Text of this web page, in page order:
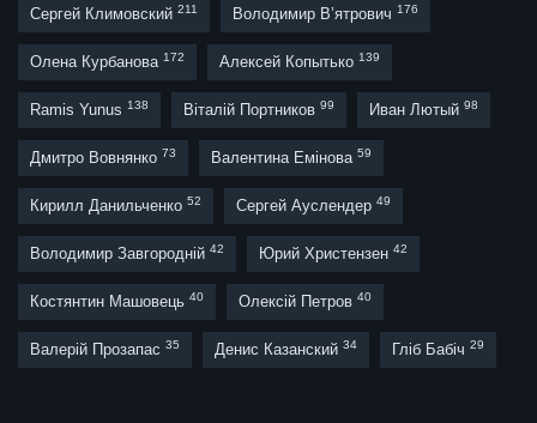
Сергей Климовский 211 Володимир В’ятрович 176
Олена Курбанова 172 Алексей Копытько 139
Ramis Yunus 138 Віталій Портников 99 Иван Лютый 98
Дмитро Вовнянко 73 Валентина Емінова 59
Кирилл Данильченко 52 Сергей Ауслендер 49
Володимир Завгородній 42 Юрий Христензен 42
Костянтин Машовець 40 Олексій Петров 40
Валерій Прозапас 35 Денис Казанский 34 Гліб Бабіч 29